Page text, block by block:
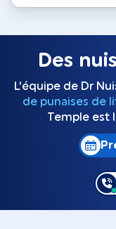
Des
L’équipe de Dr
de punaises de
Temple est